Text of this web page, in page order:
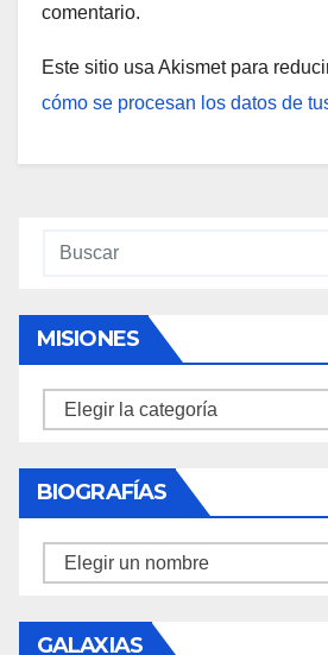
comentario.
Este sitio usa Akismet para
cómo se procesan los datos de
MISIONES
Misiones
BIOGRAFÍAS
Biografías
GALAXIAS